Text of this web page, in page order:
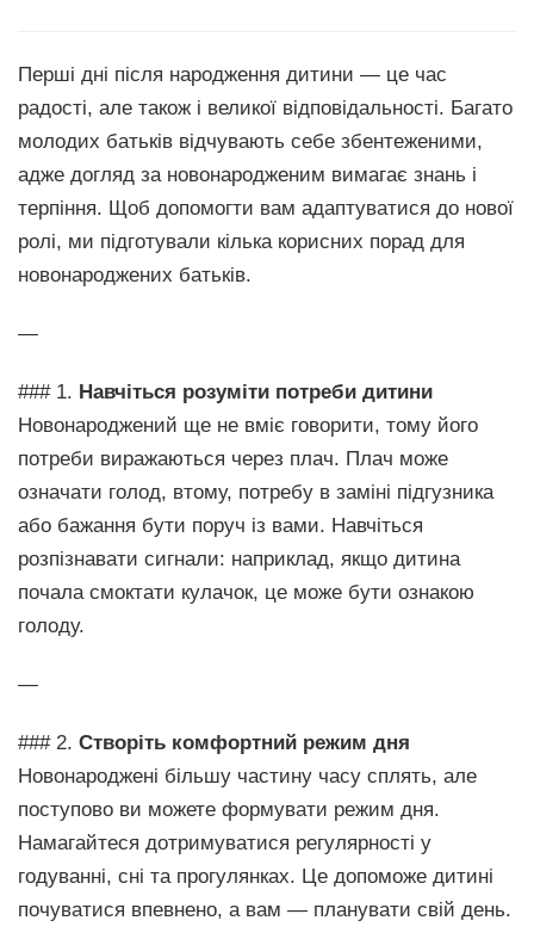
Перші дні після народження дитини — це час
радості, але також і великої відповідальності. Багато
молодих батьків відчувають себе збентеженими,
адже догляд за новонародженим вимагає знань і
терпіння. Щоб допомогти вам адаптуватися до нової
ролі, ми підготували кілька корисних порад для
новонароджених батьків.
—
### 1. Навчіться розуміти потреби дитини
Новонароджений ще не вміє говорити, тому його
потреби виражаються через плач. Плач може
означати голод, втому, потребу в заміні підгузника
або бажання бути поруч із вами. Навчіться
розпізнавати сигнали: наприклад, якщо дитина
почала смоктати кулачок, це може бути ознакою
голоду.
—
### 2. Створіть комфортний режим дня
Новонароджені більшу частину часу сплять, але
поступово ви можете формувати режим дня.
Намагайтеся дотримуватися регулярності у
годуванні, сні та прогулянках. Це допоможе дитині
почуватися впевнено, а вам — планувати свій день.